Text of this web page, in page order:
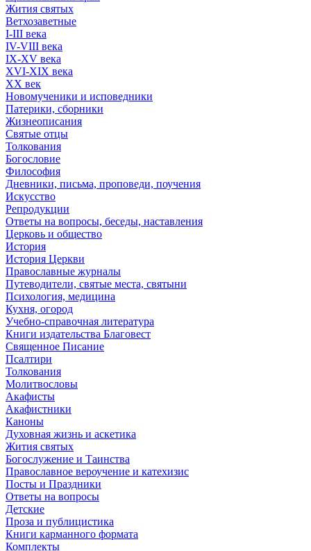
Жития святых
Ветхозаветные
I-III века
IV-VIII века
IX-XV века
XVI-XIX века
XX век
Новомученики и исповедники
Патерики, сборники
Жизнеописания
Святые отцы
Толкования
Богословие
Философия
Дневники, письма, проповеди, поучения
Искусство
Репродукции
Ответы на вопросы, беседы, наставления
Церковь и общество
История
История Церкви
Православные журналы
Путеводители, святые места, святыни
Психология, медицина
Кухня, огород
Учебно-справочная литература
Книги издательства Благовест
Священное Писание
Псалтири
Толкования
Молитвословы
Акафисты
Акафистники
Каноны
Духовная жизнь и аскетика
Жития святых
Богослужение и Таинства
Православное вероучение и катехизис
Посты и Праздники
Ответы на вопросы
Детские
Проза и публицистика
Книги карманного формата
Комплекты